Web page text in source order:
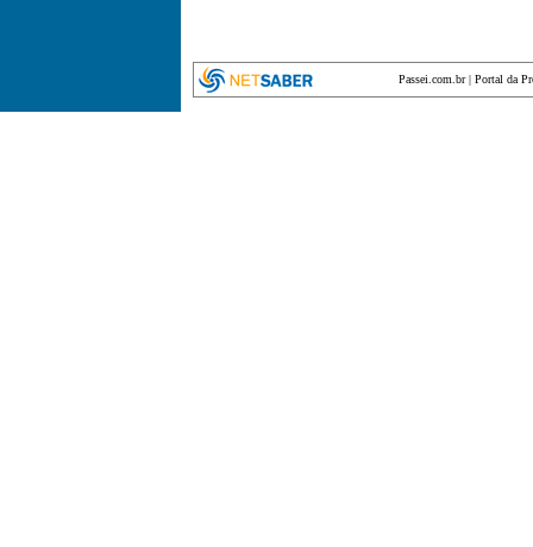
Passei.com.br| Portal da